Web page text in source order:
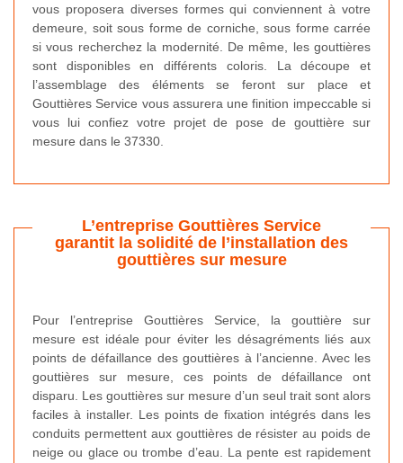
vous proposera diverses formes qui conviennent à votre
demeure, soit sous forme de corniche, sous forme carrée
si vous recherchez la modernité. De même, les gouttières
sont disponibles en différents coloris. La découpe et
l’assemblage des éléments se feront sur place et
Gouttières Service vous assurera une finition impeccable si
vous lui confiez votre projet de pose de gouttière sur
mesure dans le 37330.
L’entreprise Gouttières Service
garantit la solidité de l’installation des
gouttières sur mesure
Pour l’entreprise Gouttières Service, la gouttière sur
mesure est idéale pour éviter les désagréments liés aux
points de défaillance des gouttières à l’ancienne. Avec les
gouttières sur mesure, ces points de défaillance ont
disparu. Les gouttières sur mesure d’un seul trait sont alors
faciles à installer. Les points de fixation intégrés dans les
conduits permettent aux gouttières de résister au poids de
neige ou glace ou trombe d’eau. La pente est rapidement